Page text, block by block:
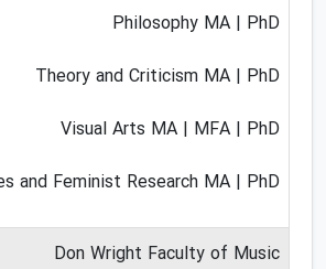
Philosophy MA | PhD
Theory and Criticism MA | PhD
Visual Arts MA | MFA | PhD
and Feminist Research MA | PhD
Don Wright Faculty of Music